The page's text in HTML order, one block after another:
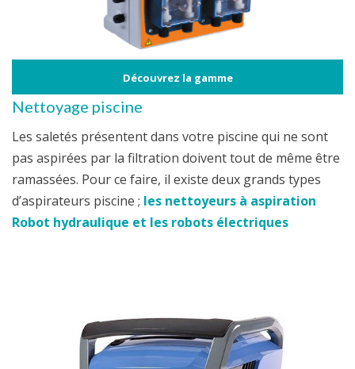
Découvrez la gamme
Nettoyage piscine
Les saletés présentent dans votre piscine qui ne sont
pas aspirées par la filtration doivent tout de même être
ramassées. Pour ce faire, il existe deux grands types
d’aspirateurs piscine ; les nettoyeurs à aspiration
Robot hydraulique et les robots électriques